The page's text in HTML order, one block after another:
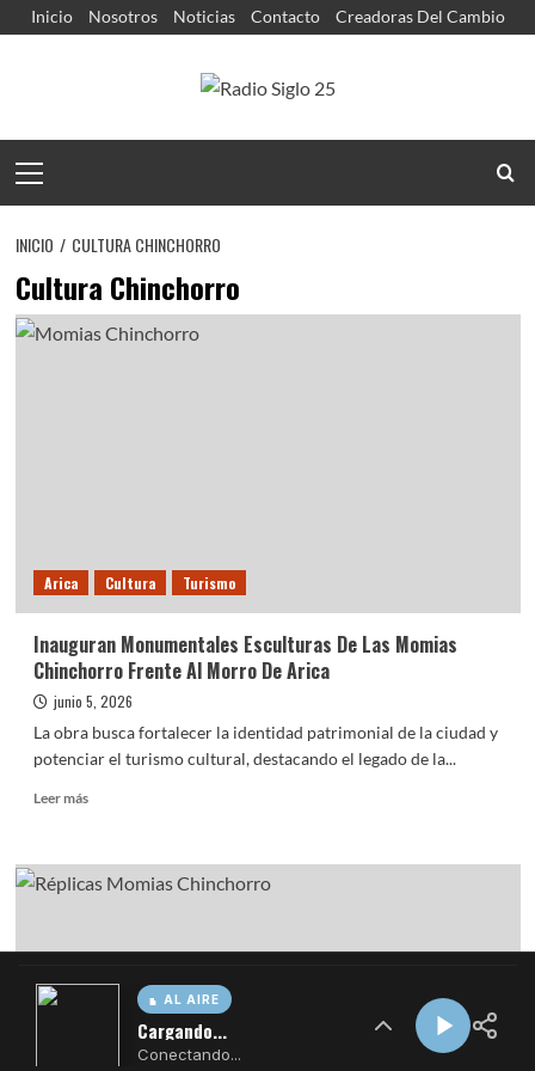
AL AIRE
Cargando...
Conectando...